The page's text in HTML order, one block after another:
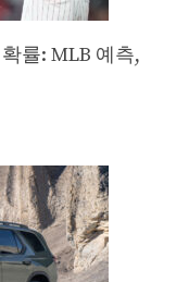
률: MLB 예측,